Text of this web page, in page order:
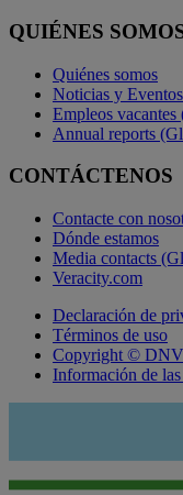
QUIÉNES
Quiénes somos
Noticias y
Empleos
Annual reports
CONTÁCTENOS
Contacte con
Dónde estamos
Media contacts
Veracity.com
Declaración de
Términos de uso
Copyright ©
Información de